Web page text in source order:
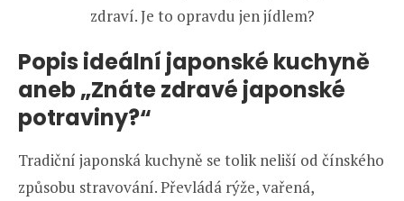
zdraví. Je to opravdu jen jídlem?
Popis ideální japonské kuchyně
aneb „Znáte zdravé japonské
potraviny?“
Tradiční japonská kuchyně se tolik neliší od čínského
způsobu stravování. Převládá rýže, vařená,